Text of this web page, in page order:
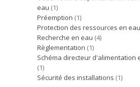
eau (1)
Préemption (1)
Protection des ressources en eau
Recherche en eau (4)
Règlementation (1)
Schéma directeur d'alimentation
(1)
Sécurité des installations (1)